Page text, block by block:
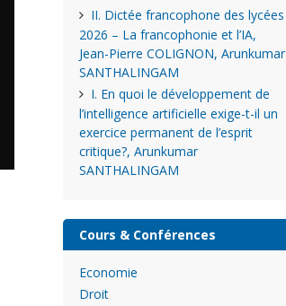
II. Dictée francophone des lycées
2026 – La francophonie et l’IA,
Jean-Pierre COLIGNON, Arunkumar
SANTHALINGAM
I. En quoi le développement de
l’intelligence artificielle exige-t-il un
exercice permanent de l’esprit
critique?, Arunkumar
SANTHALINGAM
Cours & Conférences
Economie
Droit